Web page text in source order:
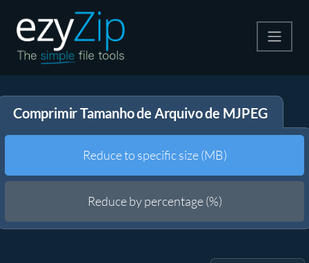
Descompactar
Outras Ferramentas
Comprimir Tamanho de Arquivo de MJPEG
Reduce to specific size (MB)
Reduce by percentage (%)